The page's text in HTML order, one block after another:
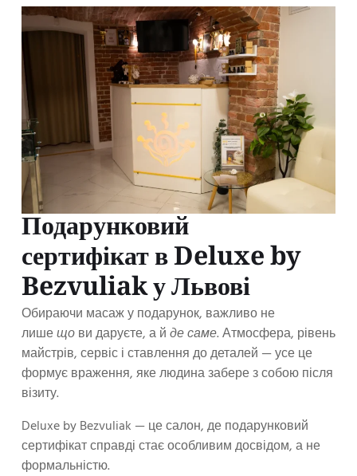
Подарунковий
сертифікат в Deluxe by
Bezvuliak у Львові
Обираючи масаж у подарунок, важливо не
лишещови даруєте, а йде саме. Атмосфера, рівень
майстрів, сервіс і ставлення до деталей — усе це
формує враження, яке людина забере з собою після
візиту.
Deluxe by Bezvuliak — це салон, де подарунковий
сертифікат справді стає особливим досвідом, а не
формальністю.